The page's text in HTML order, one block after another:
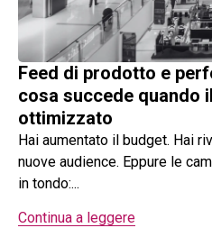
Feed di prodotto e
cosa succede quando
ottimizzato
Hai aumentato il budget. Hai
nuove audience. Eppure le
in tondo:...
Continua a leggere